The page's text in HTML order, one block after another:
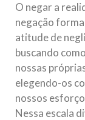
O negar a
negação
atitude de
buscando
nossas
elegendo-os
nossos
Nessa escala